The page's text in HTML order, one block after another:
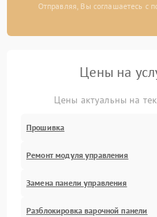
Отправляя, Вы соглашаетесь с
Цены на
Цены актуальны на
Прошивка
Ремонт модуля управления
Замена панели управления
Разблокировка варочной панели